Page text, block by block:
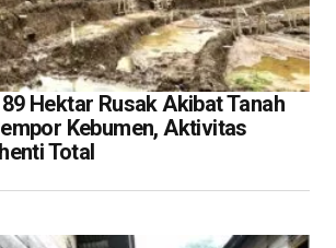
Hektar Rusak Akibat Tanah
Kebumen, Aktivitas
Total